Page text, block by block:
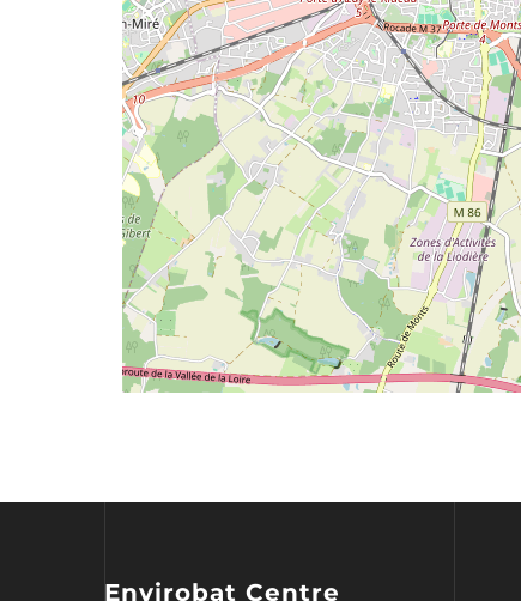
Envirobat Centre